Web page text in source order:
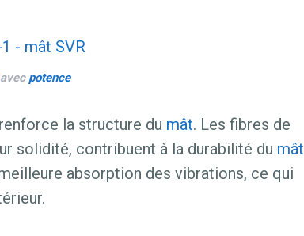
potence
la structure du mât. Les fibres de
solidité, contribuent à la durabilité du mât
absorption des vibrations, ce qui